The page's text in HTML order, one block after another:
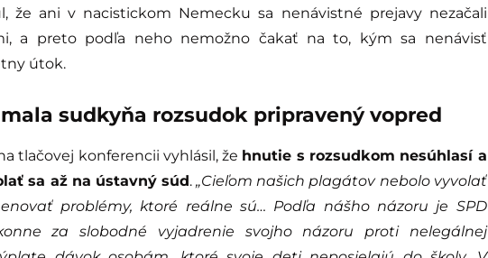
že ani v nacistickom Nemecku sa nenávistné prejavy nezačali
a preto podľa neho nemožno čakať na to, kým sa nenávisť
útok.
sudkyňa rozsudok pripravený vopred
tlačovej konferencii vyhlásil, že hnutie s rozsudkom nesúhlasí a
sa až na ústavný súd.„Cieľom našich plagátov nebolo vyvolať
problémy, ktoré reálne sú… Podľa nášho názoru je SPD
za slobodné vyjadrenie svojho názoru proti nelegálnej